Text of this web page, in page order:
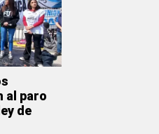
al paro
de